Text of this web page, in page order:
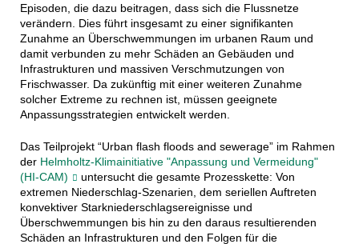
Episoden, die dazu beitragen, dass sich die Flussnetze
verändern. Dies führt insgesamt zu einer signifikanten
Zunahme an Überschwemmungen im urbanen Raum und
damit verbunden zu mehr Schäden an Gebäuden und
Infrastrukturen und massiven Verschmutzungen von
Frischwasser. Da zukünftig mit einer weiteren Zunahme
solcher Extreme zu rechnen ist, müssen geeignete
Anpassungsstrategien entwickelt werden.
Das Teilprojekt “Urban flash floods and sewerage” im Rahmen
der Helmholtz-Klimainitiative "Anpassung und Vermeidung"
(HI-CAM)
untersucht die gesamte Prozesskette: Von
extremen Niederschlag-Szenarien, dem seriellen Auftreten
konvektiver Starkniederschlagsereignisse und
Überschwemmungen bis hin zu den daraus resultierenden
Schäden an Infrastrukturen und den Folgen für die